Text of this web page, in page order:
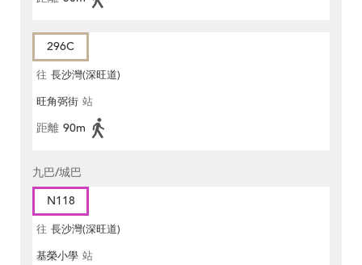
296C
往 長沙灣(深旺道)
旺角弼街 站
距離 90m
九巴/城巴
N118
往 長沙灣(深旺道)
基榮小學 站